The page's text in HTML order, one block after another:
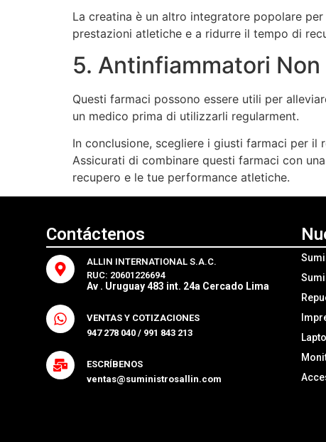
La creatina è un altro integratore popolare
prestazioni atletiche e a ridurre il tempo di
5. Antinfiammatori Non
Questi farmaci possono essere utili per
un medico prima di utilizzarli regularment.
In conclusione, scegliere i giusti farmaci per
Assicurati di combinare questi farmaci con
recupero e le tue performance atletiche.
Contáctenos
ALLIN INTERNATIONAL S.A.C.
RUC: 20601226694
Av . Uruguay 483 int. 24a Cercado Lima
VENTAS Y COTIZACIONES
947 278 040 / 991 843 213
ESCRÍBENOS
ventas@suministrosallin.com